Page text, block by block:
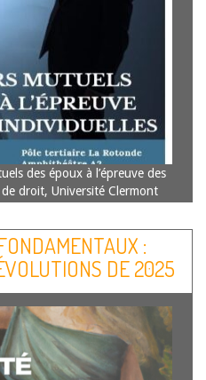
des époux à l’épreuve des
droit, Université Clermont
mariage contemporain à…
:
DE 2025